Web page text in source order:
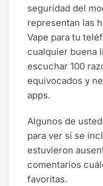
seguridad del
representan las
Vape para tu
cualquier buena
escuchar 100
equivocados y
apps.
Algunos de
para ver si se
estuvieron
comentarios
favoritas.